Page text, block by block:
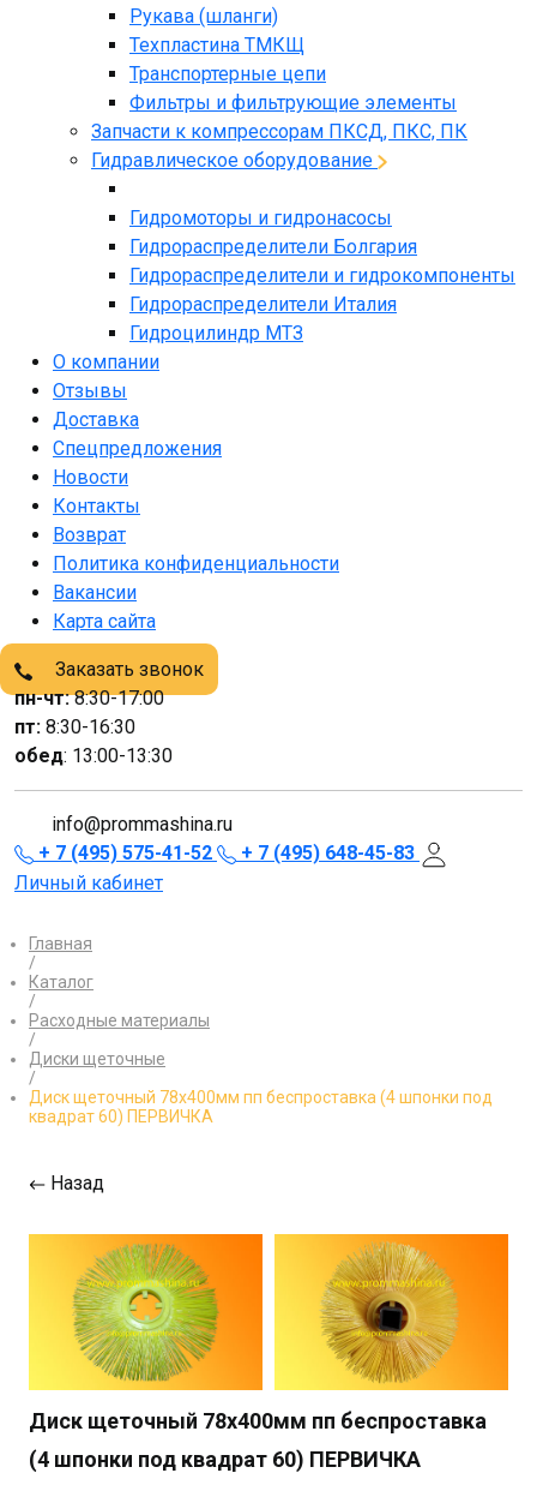
Рукава (шланги)
Техпластина ТМКЩ
Транспортерные цепи
Фильтры и фильтрующие элементы
Запчасти к компрессорам ПКСД, ПКС, ПК
Гидравлическое оборудование
Гидромоторы и гидронасосы
Гидрораспределители Болгария
Гидрораспределители и гидрокомпоненты
Гидрораспределители Италия
Гидроцилиндр МТЗ
О компании
Отзывы
Доставка
Спецпредложения
Новости
Контакты
Возврат
Политика конфиденциальности
Вакансии
Карта сайта
Заказать звонок
пн-чт:8:30-17:00
пт: 8:30-16:30
обед: 13:00-13:30
info@prommashina.ru
+ 7 (495) 575-41-52
+ 7 (495) 648-45-83
Личный кабинет
Главная
/
Каталог
/
Расходные материалы
/
Диски щеточные
/
Диск щеточный 78х400мм пп беспроставка (4 шпонки под
квадрат 60) ПЕРВИЧКА
Назад
Диск щеточный 78х400мм пп беспроставка
(4 шпонки под квадрат 60) ПЕРВИЧКА